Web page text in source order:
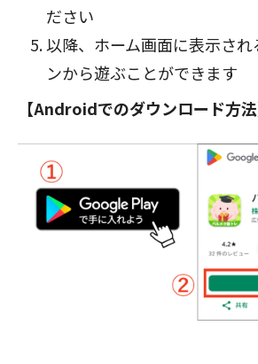
ださい
以降、ホーム画面に表示さ
ンから遊ぶことができます
【Androidでのダウンロード方法